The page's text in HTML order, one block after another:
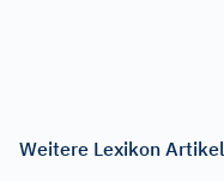
Weitere Lexikon Artikel